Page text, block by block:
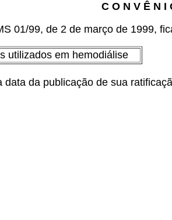
C O N V Ê N I
01/99, de 2 de março de 1999,
utilizados em hemodiálise
da publicação de sua